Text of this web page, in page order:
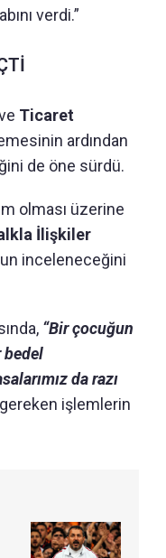
verdi.”
Ticaret
ardından
de öne sürdü.
olması üzerine
İlişkiler
inceleneceğini
“Bir çocuğun
bedel
da razı
işlemlerin